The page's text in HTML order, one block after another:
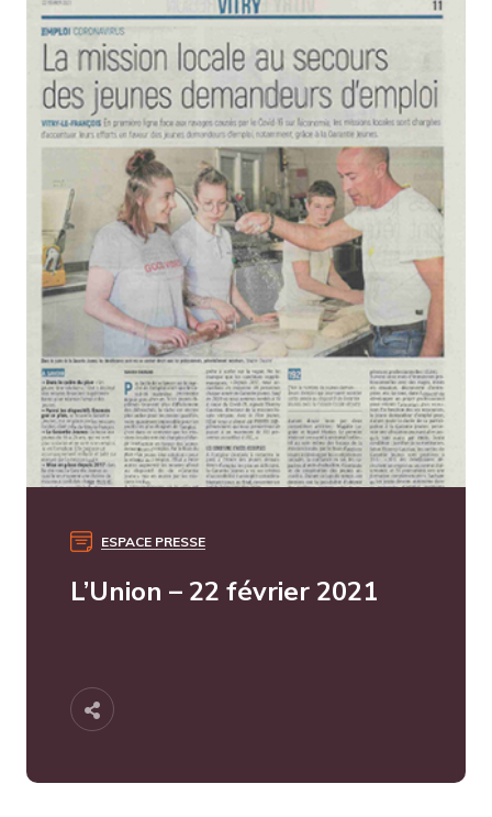
ESPACE PRESSE
L’Union – 22 février 2021